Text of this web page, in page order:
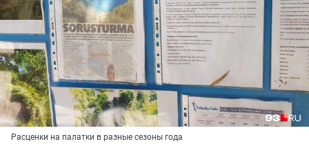
Расценки на палатки в разные сезоны года